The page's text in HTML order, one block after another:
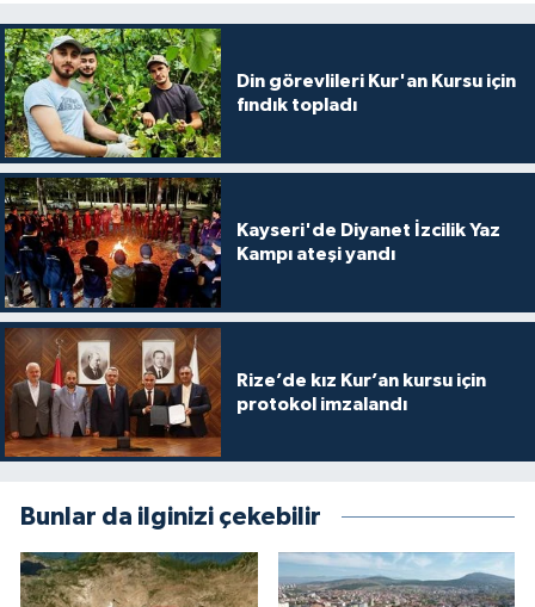
Din görevlileri Kur'an Kursu için
fındık topladı
Kayseri'de Diyanet İzcilik Yaz
Kampı ateşi yandı
Rize’de kız Kur’an kursu için
protokol imzalandı
Bunlar da ilginizi çekebilir
Gaziantep Müftülüğü
Giresun Müftülüğü
Gümüşhane Müftülüğü
Hakkari Müftülüğü
Hatay Müftülüğü
Iğdır Müftülüğü
Isparta Müftülüğü
İstanbul Müftülüğü
İzmir Müftülüğü
Kahramanmaraş Müftülüğü